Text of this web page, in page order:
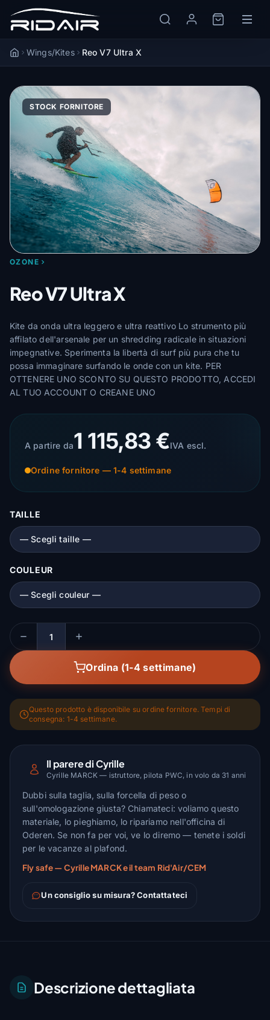
AccueilWings/Kites Reo V7 Ultra X
STOCK FORNITORE
OZONE
Reo V7 Ultra X
Kite da onda ultra leggero e ultra reattivo Lo strumento più
affilato dell'arsenale per un shredding radicale in situazioni
impegnative. Sperimenta la libertà di surf più pura che tu
possa immaginare surfando le onde con un kite. PER
OTTENERE UNO SCONTO SU QUESTO PRODOTTO, ACCEDI
AL TUO ACCOUNT O CREANE UNO
A partire da1 115,83 €IVA escl.
Ordine fornitore — 1-4 settimane
TAILLE
COULEUR
Quantità
Ordina (1-4 settimane)
Questo prodotto è disponibile su ordine fornitore. Tempi di
consegna: 1-4 settimane.
Il parere di Cyrille
Cyrille MARCK — istruttore, pilota PWC, in volo da 31 anni
Dubbi sulla taglia, sulla forcella di peso o
sull'omologazione giusta? Chiamateci: voliamo questo
materiale, lo pieghiamo, lo ripariamo nell'officina di
Oderen. Se non fa per voi, ve lo diremo — tenete i soldi
per le vacanze al plafond.
Fly safe — Cyrille MARCK e il team Rid'Air/CEM
Un consiglio su misura? Contattateci
Descrizione dettagliata